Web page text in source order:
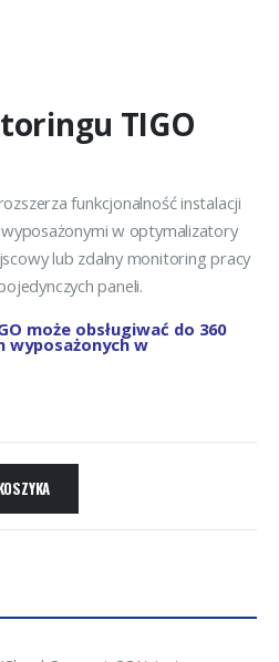
TIGO
funkcjonalność instalacji
w optymalizatory
lub zdalny monitoring pracy
paneli.
może obsługiwać do 360
w